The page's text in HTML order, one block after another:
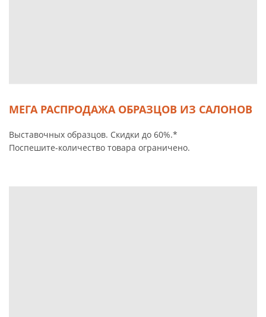
МЕГА РАСПРОДАЖА ОБРАЗЦОВ ИЗ САЛОНОВ
Выставочных образцов. Скидки до 60%.*
Поспешите-количество товара ограничено.